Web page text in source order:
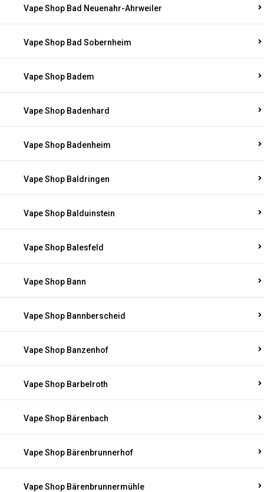
Vape Shop Bad Neuenahr-Ahrweiler
Vape Shop Bad Sobernheim
Vape Shop Badem
Vape Shop Badenhard
Vape Shop Badenheim
Vape Shop Baldringen
Vape Shop Balduinstein
Vape Shop Balesfeld
Vape Shop Bann
Vape Shop Bannberscheid
Vape Shop Banzenhof
Vape Shop Barbelroth
Vape Shop Bärenbach
Vape Shop Bärenbrunnerhof
Vape Shop Bärenbrunnermühle